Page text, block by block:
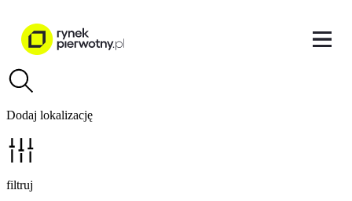
Dodaj lokalizację
filtruj